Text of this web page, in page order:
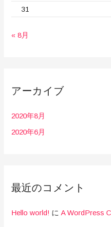
31
« 8月
アーカイブ
2020年8月
2020年6月
最近のコメント
Hello world! にA WordPress